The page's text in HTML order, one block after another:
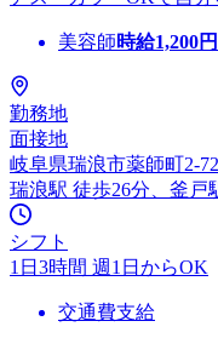
美容師時給1,200
勤務地
面接地
岐阜県瑞浪市薬師町2-
瑞浪駅 徒歩26分、釜戸
シフト
1日3時間 週1日からOK
交通費支給